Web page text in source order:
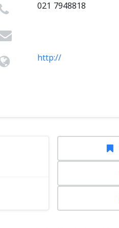
021 7948818
http://